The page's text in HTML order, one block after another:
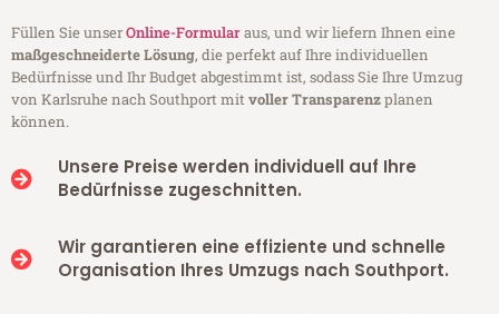
Füllen Sie unserOnline-Formularaus, und wir liefern Ihnen eine
maßgeschneiderte Lösung, die perfekt auf Ihre individuellen
Bedürfnisse und Ihr Budget abgestimmt ist, sodass Sie Ihre Umzug
von Karlsruhe nach Southport mitvoller Transparenzplanen
können.
Unsere Preise werden individuell auf Ihre
Bedürfnisse zugeschnitten.
Wir garantieren eine effiziente und schnelle
Organisation Ihres Umzugs nach Southport.